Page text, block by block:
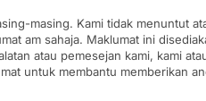
masing. Kami tidak menuntut
am sahaja. Maklumat ini
atau pemesejan kami, kami
untuk membantu memberikan